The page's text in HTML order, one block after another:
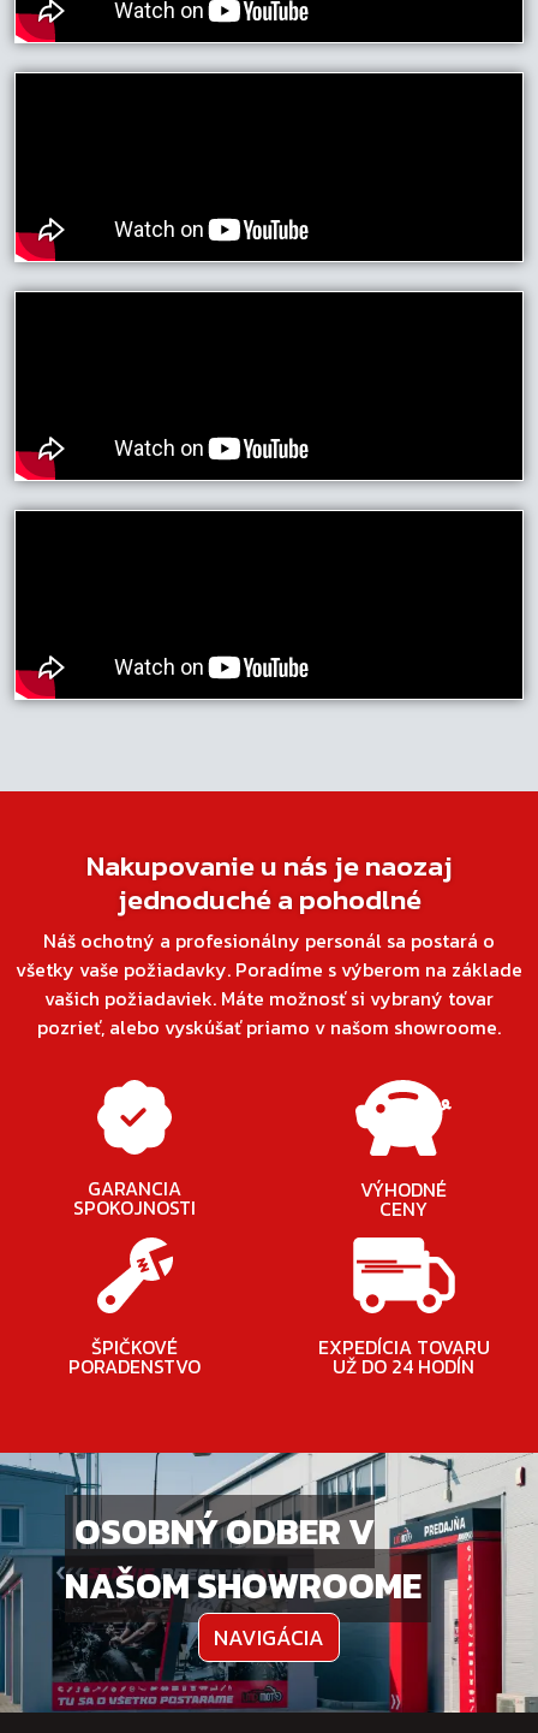
Nakupovanie u nás je naozaj
jednoduché a pohodlné
Náš ochotný a profesionálny personál sa postará o
všetky vaše požiadavky. Poradíme s výberom na základe
vašich požiadaviek. Máte možnosť si vybraný tovar
pozrieť, alebo vyskúšať priamo v našom showroome.
GARANCIA
SPOKOJNOSTI
VÝHODNÉ
CENY
ŠPIČKOVÉ
PORADENSTVO
EXPEDÍCIA TOVARU
UŽ DO 24 HODÍN
OSOBNÝ ODBER V
NAŠOM SHOWROOME
NAVIGÁCIA